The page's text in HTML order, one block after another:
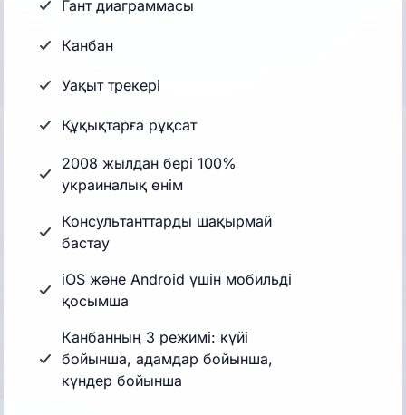
Гант диаграммасы
Канбан
Уақыт трекері
Құқықтарға рұқсат
2008 жылдан бері 100%
украиналық өнім
Консультанттарды шақырмай
бастау
iOS және Android үшін мобильді
қосымша
Канбанның 3 режимі: күйі
бойынша, адамдар бойынша,
күндер бойынша